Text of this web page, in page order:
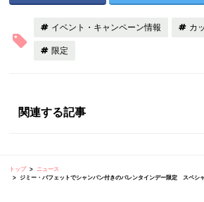
イベント・キャンペーン情報 カ
限定
関連する記事
トップ
ニュース
ジミー・バフェットでシャンパン付きのバレンタインデー限定 スペシ